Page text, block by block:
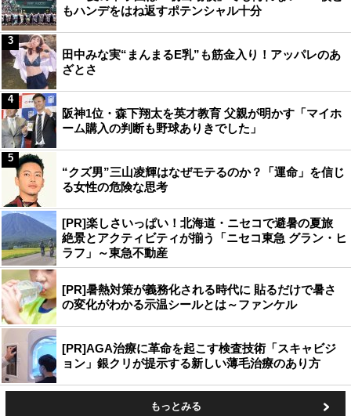
もハンデをはね返すポテンシャル十分
田中みな実“まんまるE乳”も筋金入り！アッパレのあ
ざとさ
3
阪神1位・森下翔太を英才教育 父親が明かす「マイホ
ーム購入の判断も野球ありきでした」
4
“クズ男”三山凌輝はなぜモテるのか？「運命」を信じ
る女性の危険な思考
5
[PR]楽しさいっぱい！北海道・ニセコで避暑の夏旅
絶景とアクティビティが揃う「ニセコ東急 グラン・ヒ
ラフ」～東急不動産
[PR]暑熱対策が義務化される時代に 貼るだけで暑さ
の変化がわかる示温シールとは～ファンケル
[PR]AGA治療に革命を起こす検査技術「スキャビジ
ョン」銀クリが提示する新しい薄毛治療のあり方
もっとみる